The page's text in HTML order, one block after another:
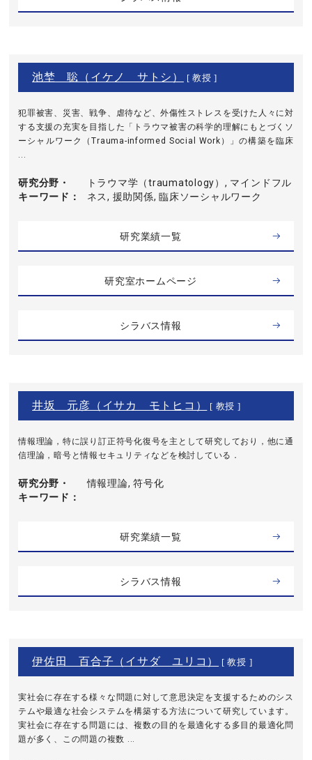
池埜 聡（イケノ サトシ） [ 教授 ]
犯罪被害、災害、戦争、虐待など、外傷性ストレスを受けた人々に対
する支援の充実を目指した「トラウマ被害の科学的理解にもとづくソ
ーシャルワーク（Trauma-informed Social Work）」の構築を臨床
...
研究分野・
キーワード
トラウマ学（traumatology）, マインドフル
ネス, 援助関係, 臨床ソーシャルワーク
研究業績一覧
研究室ホームページ
シラバス情報
井坂 元彦（イサカ モトヒコ） [ 教授 ]
情報理論，特に誤り訂正符号化復号を主として研究しており，他に通
信理論，暗号と情報セキュリティなどを検討している．
研究分野・
キーワード
情報理論, 符号化
研究業績一覧
シラバス情報
伊佐田 百合子（イサダ ユリコ） [ 教授 ]
実社会に存在する様々な問題に対して意思決定を支援するためのシス
テムや最適な社会システムを構築する方法について研究しています。
実社会に存在する問題には、複数の目的を最適化する多目的最適化問
題が多く、この問題の複数 ...